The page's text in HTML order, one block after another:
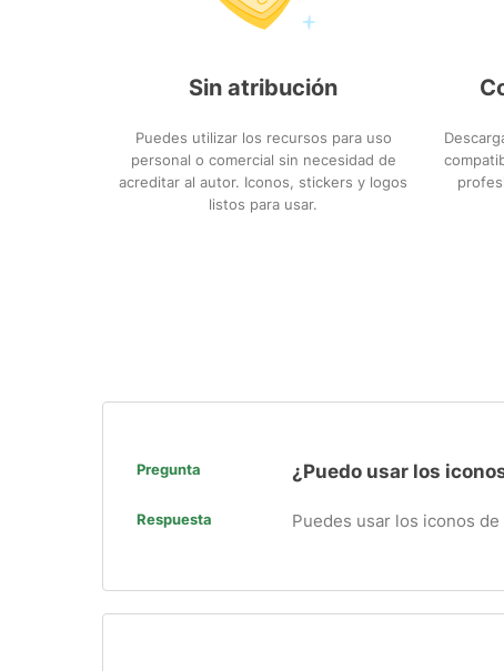
Sin atribución
Puedes utilizar los recursos para uso
personal o comercial sin necesidad de
acreditar al autor. Iconos, stickers y logos
listos para usar.
Pregunta ¿Puedo usar los
Respuesta Puedes usar los iconos